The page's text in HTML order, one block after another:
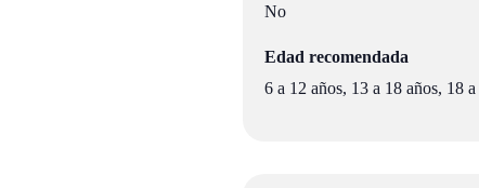
No
Edad recomendada
6 a 12 años, 13 a 18 años, 18